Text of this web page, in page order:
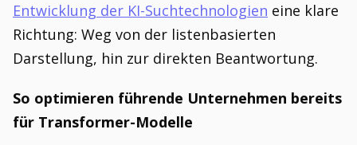
Entwicklung der KI-Suchtechnologien eine klare
Richtung: Weg von der listenbasierten
Darstellung, hin zur direkten Beantwortung.
So optimieren führende Unternehmen bereits
für Transformer-Modelle